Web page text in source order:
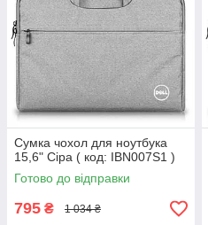
Сумка чохол для ноутбука
15,6" Сіра ( код: IBN007S1 )
Готово до відправки
795 ₴ 1 034 ₴